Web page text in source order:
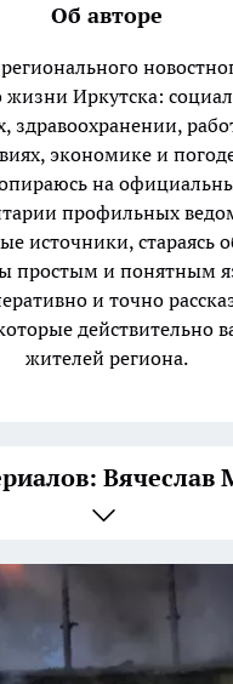
Об авторе
Иркутска:
здравоохранении,
экономике и
на
профильных
источники, стараясь
простым и понятным
и точно
действительно
жителей региона.
Вячеслав